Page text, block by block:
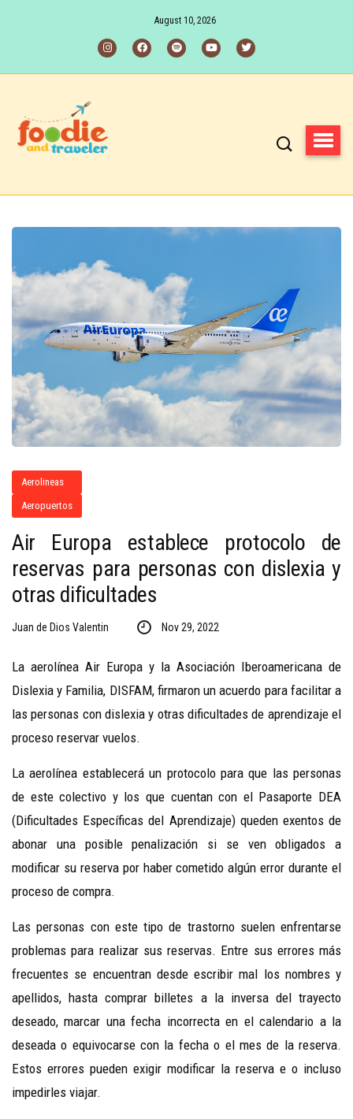
August 10, 2026
Aerolineas
Aeropuertos
Air Europa establece protocolo de
reservas para personas con dislexia y
otras dificultades
Juan de Dios Valentin Nov 29, 2022
La aerolínea Air Europa y la Asociación Iberoamericana de
Dislexia y Familia, DISFAM, firmaron un acuerdo para facilitar a
las personas con dislexia y otras dificultades de aprendizaje el
proceso reservar vuelos.
La aerolínea establecerá un protocolo para que las personas
de este colectivo y los que cuentan con el Pasaporte DEA
(Dificultades Específicas del Aprendizaje) queden exentos de
abonar una posible penalización si se ven obligados a
modificar su reserva por haber cometido algún error durante el
proceso de compra.
Las personas con este tipo de trastorno suelen enfrentarse
problemas para realizar sus reservas. Entre sus errores más
frecuentes se encuentran desde escribir mal los nombres y
apellidos, hasta comprar billetes a la inversa del trayecto
deseado, marcar una fecha incorrecta en el calendario a la
deseada o equivocarse con la fecha o el mes de la reserva.
Estos errores pueden exigir modificar la reserva e o incluso
impedirles viajar.